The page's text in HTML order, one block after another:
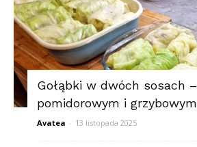
Gołąbki w dwóch sosach –
pomidorowym i grzybowym
Avatea - 13 listopada 2025